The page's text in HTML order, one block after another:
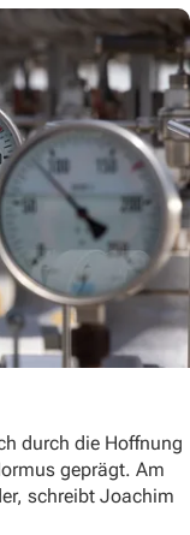
durch die Hoffnung
geprägt. Am
schreibt Joachim